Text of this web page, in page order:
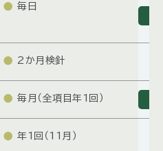
毎日
2か月検針
毎月（全項目年1回）
年1回（11月）